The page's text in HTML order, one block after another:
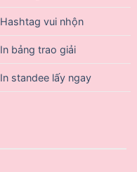
Hashtag vui nhộn
In bảng trao giải
In standee lấy ngay